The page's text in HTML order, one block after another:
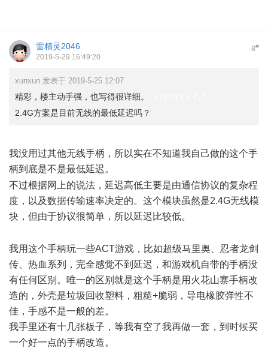
8#
雷精灵2046
2019-5-29 16:49:20
xunxun 发表于 2019-5-25 12:07
精彩，楼主动手强，也写得很详细。
2.4G方案是目前无线的最低延迟吗？
我没用过其他无线手柄，所以实在不知道我自己做的这个手
柄到底是不是最低延迟。
不过根据网上的说法，延迟高低主要是由通信协议的复杂程
度，以及数据传输速率决定的。这个模块虽然是2.4G无线模
块，但由于协议很简单，所以延迟比较低。
我用这个手柄玩一些ACT游戏，比如超级马里奥、忍者龙剑
传、热血系列，完全感觉不到延迟，和游戏机自带的手柄没
有任何区别。唯一的区别就是这个手柄是用火花山寨手柄改
造的，外壳是垃圾回收塑料，粗糙+脆弱，导电橡胶弹性不
佳，手感不是一般的差。
我手里还有十几张板子，等我有空了我再做一套，到时候买
一个好一点的手柄改造。